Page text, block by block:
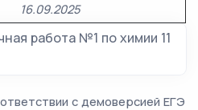
16.09.2025
работа №1 по химии 11
с демоверсией ЕГЭ